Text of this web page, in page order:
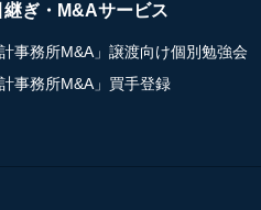
継ぎ・M&Aサービス
計事務所M&A」譲渡向け個別勉強会
計事務所M&A」買手登録